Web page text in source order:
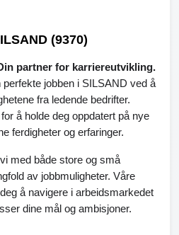
(9370)
partner for karriereutvikling.
perfekte jobben i SILSAND ved å
fra ledende bedrifter.
å holde deg oppdatert på nye
ferdigheter og erfaringer.
med både store og små
av jobbmuligheter. Våre
å navigere i arbeidsmarkedet
dine mål og ambisjoner.